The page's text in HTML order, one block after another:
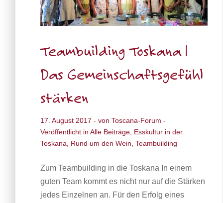
Teambuilding Toskana |
Das Gemeinschaftsgefühl
stärken
17. August 2017 - von Toscana-Forum -
Veröffentlicht in Alle Beiträge
Esskultur in der
Toskana
Rund um den Wein Teambuilding
Zum Teambuilding in die Toskana In einem
guten Team kommt es nicht nur auf die Stärken
jedes Einzelnen an. Für den Erfolg eines